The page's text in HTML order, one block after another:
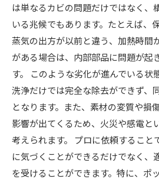
は単なるカビの問題だけではなく、
いる兆候でもあります。たとえば、
蒸気の出方が以前と違う、加熱時間
がある場合は、内部部品に問題が起
す。 このような劣化が進んでいる状
洗浄だけでは完全な除去ができず、
となります。また、素材の変質や損
影響が出てくるため、火災や感電と
考えられます。 プロに依頼すること
に気づくことができるだけでなく、
を受けることができます。特に、ポ